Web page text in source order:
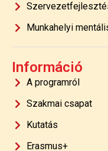
Munkahelyi
Információ
A programról
Szakmai csapat
Kutatás
Erasmus+